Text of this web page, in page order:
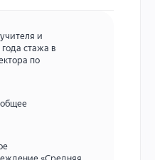
и
года стажа в
по